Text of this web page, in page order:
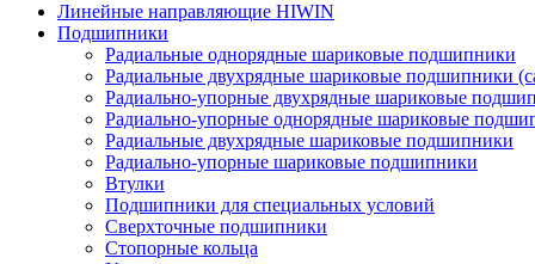
Линейные направляющие HIWIN
Подшипники
Радиальные однорядные шариковые подшипники
Радиальные двухрядные шариковые подшипники
Радиально-упорные двухрядные шариковые
Радиально-упорные однорядные шариковые
Радиальные двухрядные шариковые подшипники
Радиально-упорные шариковые подшипники
Втулки
Подшипники для специальных условий
Сверхточные подшипники
Стопорные кольца